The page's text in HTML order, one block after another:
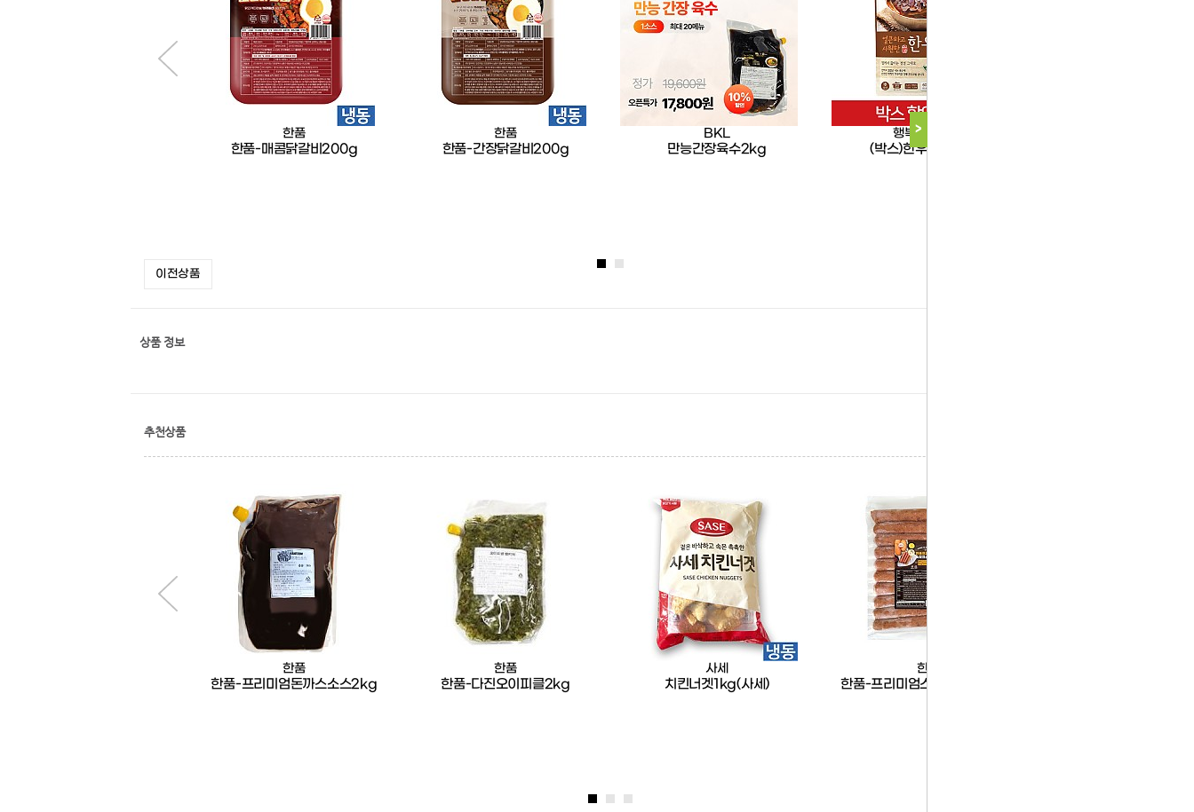
>
한품
한품-매콤닭갈비200g
한품
한품-간장닭갈비200g
BKL
만능간장육수2kg
행복드림
(박스)한우국밥600g
이전상품
상품 정보
추천상품
한품
한품-프리미엄돈까스소스2kg
한품
한품-다진오이피클2kg
사세
치킨너겟1kg(사세)
한품
한품-프리미엄스모크소시지1kg